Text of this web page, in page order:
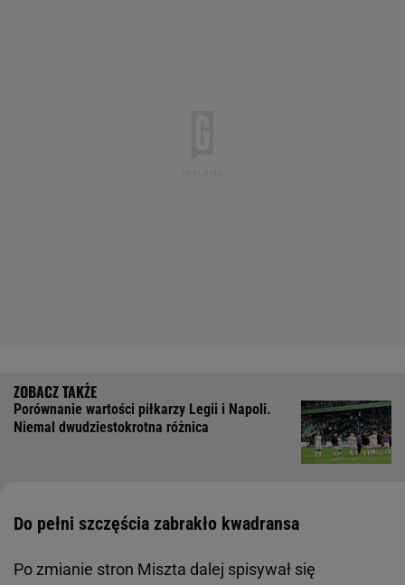
Porównanie wartości piłkarzy Legii i Napoli.
Niemal dwudziestokrotna różnica
Do pełni szczęścia zabrakło kwadransa
Po zmianie stron Miszta dalej spisywał się